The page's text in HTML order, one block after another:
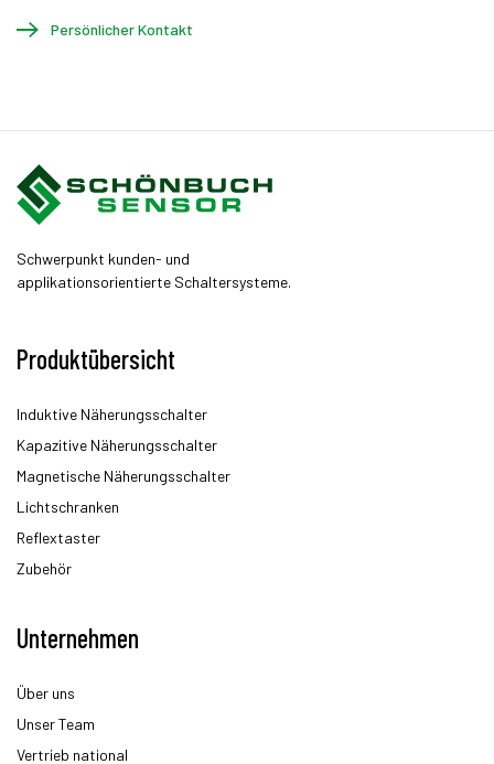
Persönlicher Kontakt
Schwerpunkt kunden- und
applikationsorientierte Schaltersysteme.
Produktübersicht
Induktive Näherungsschalter
Kapazitive Näherungsschalter
Magnetische Näherungsschalter
Lichtschranken
Reflextaster
Zubehör
Unternehmen
Über uns
Unser Team
Vertrieb national